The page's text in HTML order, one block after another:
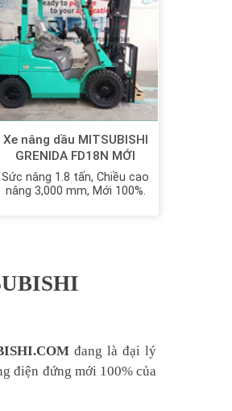
Xe nâng dầu MITSUBISHI
GRENIDA FD18N MỚI
100%
Sức nâng 1.8 tấn, Chiều cao
nâng 3,000 mm, Mới 100%.
đang là đại lý
điện đứng mới 100% của